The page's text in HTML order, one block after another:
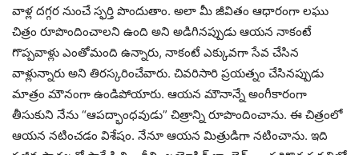
వాళ్ల దగ్గర నుంచే స్ఫర్తి పొందుతాం. అలా మీ జీవితం ఆధారంగా లఘు
చిత్రం రూపొందించాలని ఉంది అని అడిగినప్పుడు ఆయన నాకంటే
గొప్పవాళ్లు ఎంతోమంది ఉన్నారు, నాకంటే ఎక్కువగా సేవ చేసిన
వాళ్లున్నారు అని తిరస్కరించేవారు. చివరిసారి ప్రయత్నం చేసినప్పుడు
మాత్రం మౌనంగా ఉండిపోయారు. ఆయన మౌనాన్నే అంగీకారంగా
తీసుకుని నేను “ఆపద్భాంధవుడు” చిత్రాన్ని రూపొందించాను. ఈ చిత్రంలో
ఆయన నటించడం విశేషం. నేనూ ఆయన మిత్రుడిగా నటించాను. ఇది